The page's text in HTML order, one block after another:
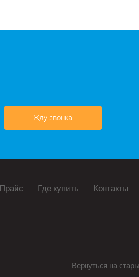
Жду звонка
Прайс Где купить Контакты
Вернуться на